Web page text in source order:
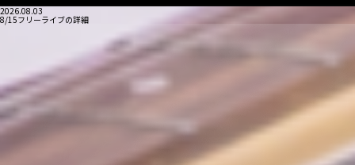
2026.08.03
8/15フリーライブの詳細